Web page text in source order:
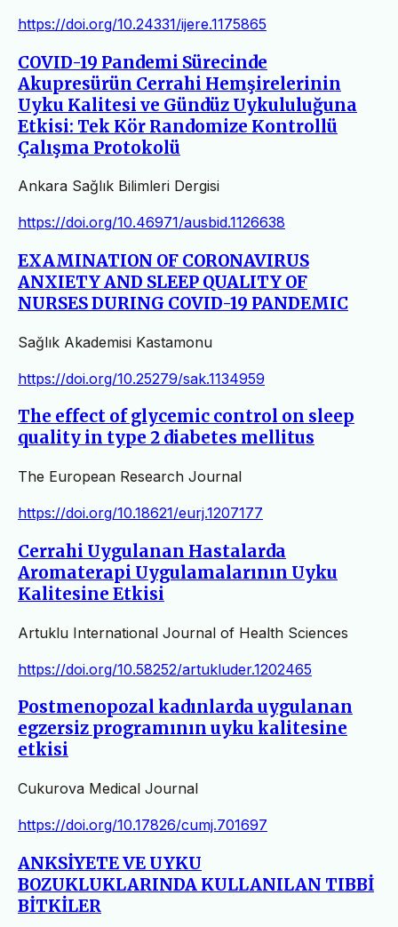
https://doi.org/10.24331/ijere.1175865
COVID-19 Pandemi Sürecinde
Akupresürün Cerrahi Hemşirelerinin
Uyku Kalitesi ve Gündüz Uykululuğuna
Etkisi: Tek Kör Randomize Kontrollü
Çalışma Protokolü
Ankara Sağlık Bilimleri Dergisi
https://doi.org/10.46971/ausbid.1126638
EXAMINATION OF CORONAVIRUS
ANXIETY AND SLEEP QUALITY OF
NURSES DURING COVID-19 PANDEMIC
Sağlık Akademisi Kastamonu
https://doi.org/10.25279/sak.1134959
The effect of glycemic control on sleep
quality in type 2 diabetes mellitus
The European Research Journal
https://doi.org/10.18621/eurj.1207177
Cerrahi Uygulanan Hastalarda
Aromaterapi Uygulamalarının Uyku
Kalitesine Etkisi
Artuklu International Journal of Health Sciences
https://doi.org/10.58252/artukluder.1202465
Postmenopozal kadınlarda uygulanan
egzersiz programının uyku kalitesine
etkisi
Cukurova Medical Journal
https://doi.org/10.17826/cumj.701697
ANKSİYETE VE UYKU
BOZUKLUKLARINDA KULLANILAN TIBBİ
BİTKİLER